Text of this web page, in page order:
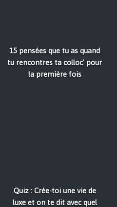
15 pensées que tu as quand
tu rencontres ta colloc' pour
la première fois
Quiz : Crée-toi une vie de
luxe et on te dit avec quel